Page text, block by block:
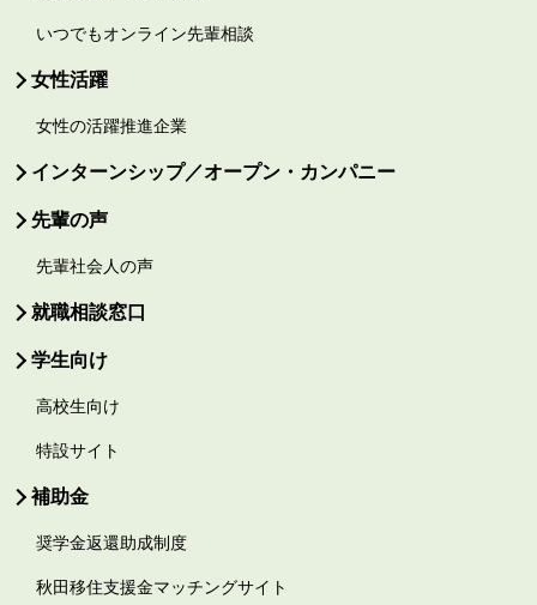
いつでもオンライン先輩相談
女性活躍
女性の活躍推進企業
インターンシップ／オープン・カンパニー
先輩の声
先輩社会人の声
就職相談窓口
学生向け
高校生向け
特設サイト
補助金
奨学金返還助成制度
秋田移住支援金マッチングサイト